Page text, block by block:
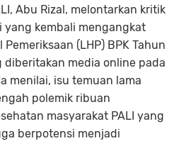
Abu Rizal, melontarkan kritik
yang kembali mengangkat
(LHP) BPK Tahun
media online pada
menilai, isu temuan lama
polemik ribuan
masyarakat PALI yang
berpotensi menjadi